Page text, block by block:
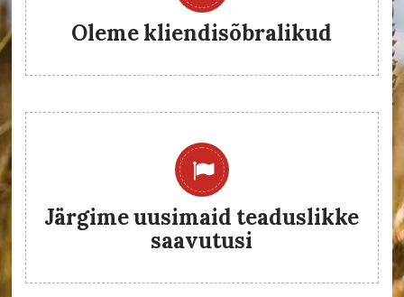
Oleme kliendisõbralikud
Järgime uusimaid teaduslikke
saavutusi